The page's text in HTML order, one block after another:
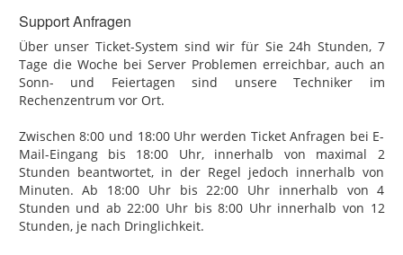
Support Anfragen
Über unser Ticket-System sind wir für Sie 24h Stunden, 7
Tage die Woche bei Server Problemen erreichbar, auch an
Sonn- und Feiertagen sind unsere Techniker im
Rechenzentrum vor Ort.
Zwischen 8:00 und 18:00 Uhr werden Ticket Anfragen bei E-
Mail-Eingang bis 18:00 Uhr, innerhalb von maximal 2
Stunden beantwortet, in der Regel jedoch innerhalb von
Minuten. Ab 18:00 Uhr bis 22:00 Uhr innerhalb von 4
Stunden und ab 22:00 Uhr bis 8:00 Uhr innerhalb von 12
Stunden, je nach Dringlichkeit.